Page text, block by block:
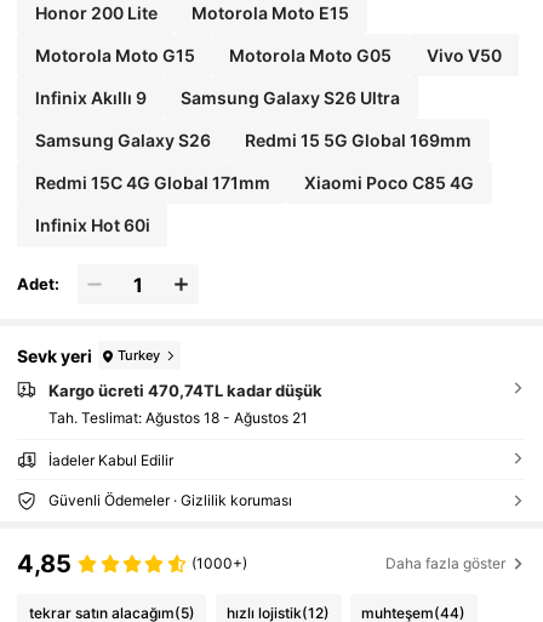
Honor 200 Lite Motorola Moto E15
Motorola Moto G15 Motorola Moto G05 Vivo V50
lnfinix Akıllı 9 Samsung Galaxy S26 Ultra
Samsung Galaxy S26 Redmi 15 5G Global 169mm
Redmi 15C 4G Global 171mm Xiaomi Poco C85 4G
Infinix Hot 60i
Adet:
Sevk yeri Turkey
Kargo ücreti 470,74TL kadar düşük
Tah. Teslimat: Ağustos 18 - Ağustos 21
İadeler Kabul Edilir
Güvenli Ödemeler · Gizlilik koruması
4,85 (1000+) Daha fazla göster
tekrar satın alacağım(5) hızlı lojistik(12) muhteşem(44)